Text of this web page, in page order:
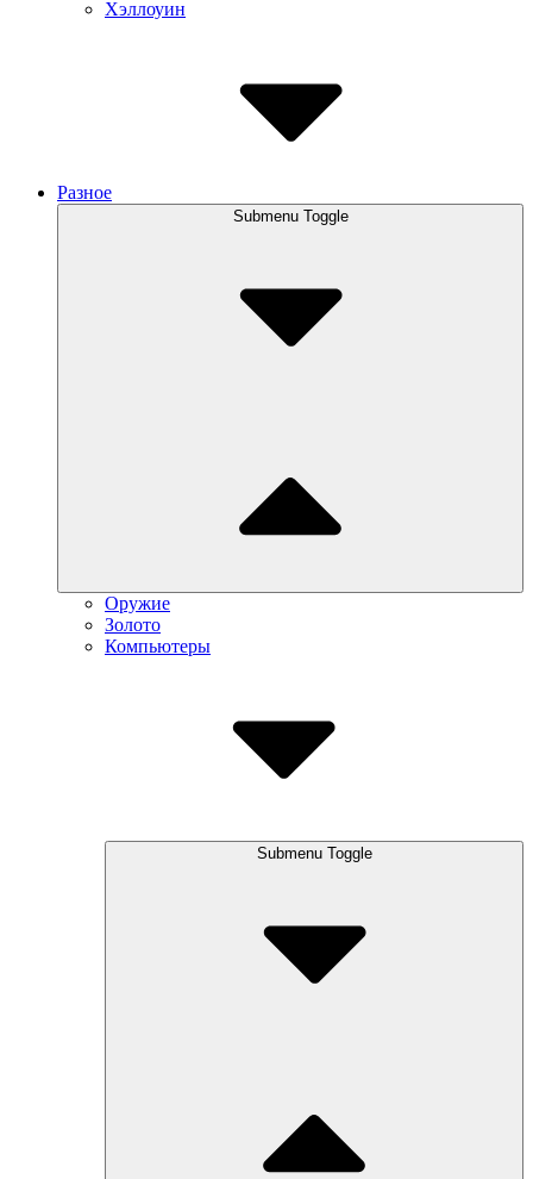
Хэллоуин
Разное
Submenu Toggle
Оружие
Золото
Компьютеры
Submenu Toggle